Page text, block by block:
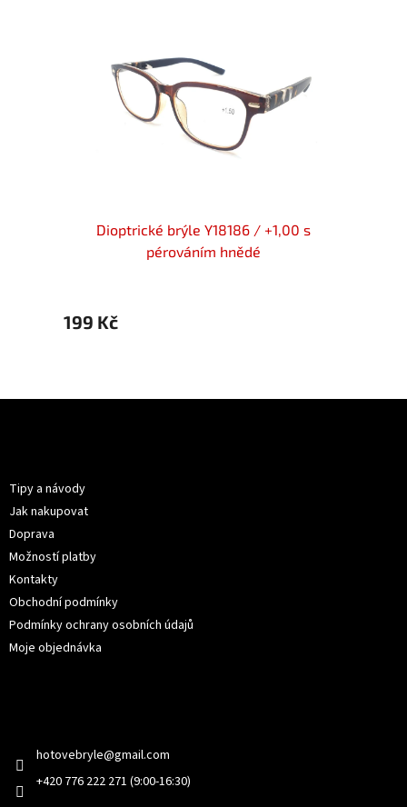
Dioptrické brýle Y18186 / +1,00 s
pérováním hnědé
199 Kč
Tipy a návody
Jak nakupovat
Doprava
Možností platby
Kontakty
Obchodní podmínky
Podmínky ochrany osobních údajů
Moje objednávka
hotovebryle@gmail.com
+420 776 222 271 (9:00-16:30)